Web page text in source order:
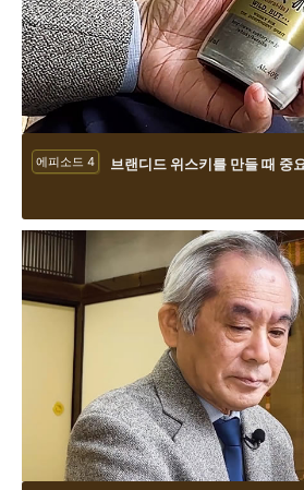
에피소드 4 브랜디드 위스키를 만들 때 중